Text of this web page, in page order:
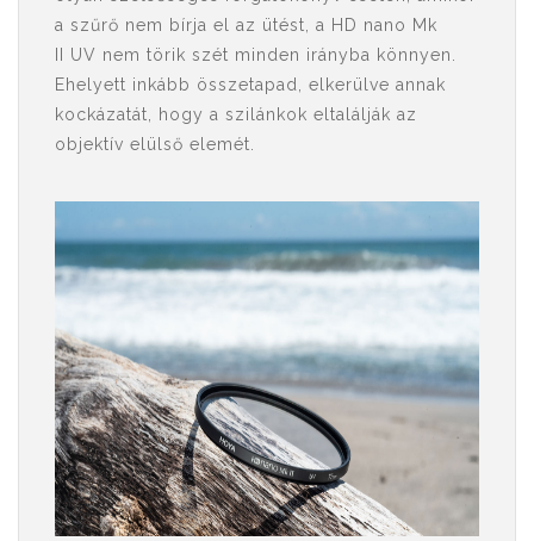
a szűrő nem bírja el az ütést, a HD nano Mk
II UV nem törik szét minden irányba könnyen.
Ehelyett inkább összetapad, elkerülve annak
kockázatát, hogy a szilánkok eltalálják az
objektív elülső elemét.